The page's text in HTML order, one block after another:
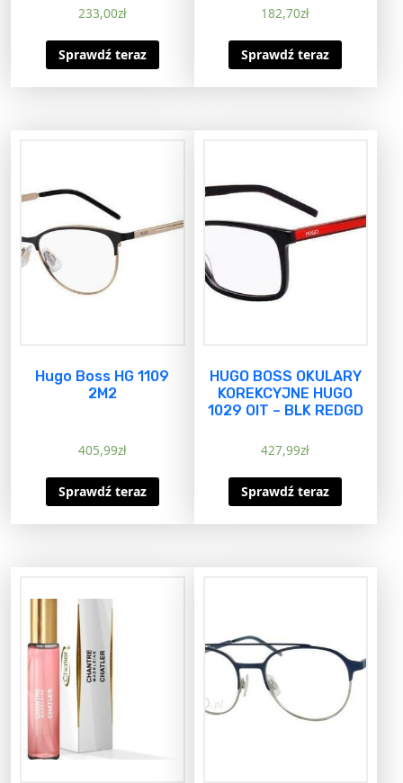
233,00zł
Sprawdź teraz
182,70zł
Sprawdź teraz
Hugo Boss HG 1109
2M2
405,99zł
Sprawdź teraz
HUGO BOSS OKULARY
KOREKCYJNE HUGO
1029 OIT – BLK REDGD
427,99zł
Sprawdź teraz